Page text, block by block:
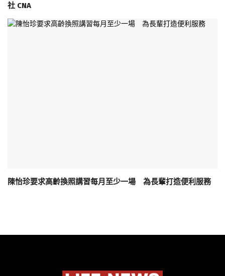
社 CNA
陳怡珍要求高齡換照講習每月至少一場 為長輩打造便利服務